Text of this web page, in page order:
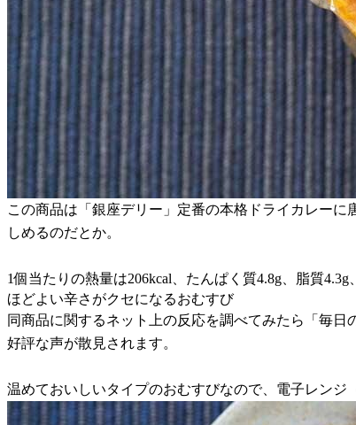
この商品は「銀座デリー」定番の本格ドライカレー
しめるのだとか。
1個当たりの熱量は206kcal、たんぱく質4.8g、脂質
ほどよい辛さがクセになるおむすび
同商品に関するネット上の反応を調べてみたら「毎
好評な声が散見されます。
温めておいしいタイプのおむすびなので、電子レンジ